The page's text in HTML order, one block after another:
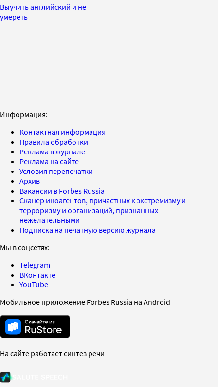
Выучить английский и не
умереть
Информация:
Контактная информация
Правила обработки
Реклама в журнале
Реклама на сайте
Условия перепечатки
Архив
Вакансии в Forbes Russia
Сканер иноагентов, причастных к экстремизму и
терроризму и организаций, признанных
нежелательными
Подписка на печатную версию журнала
Мы в соцсетях:
Telegram
ВКонтакте
YouTube
Мобильное приложение Forbes Russia на Android
На сайте работает синтез речи